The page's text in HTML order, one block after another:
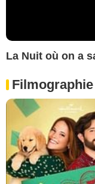
La Nuit où on a
Filmographie